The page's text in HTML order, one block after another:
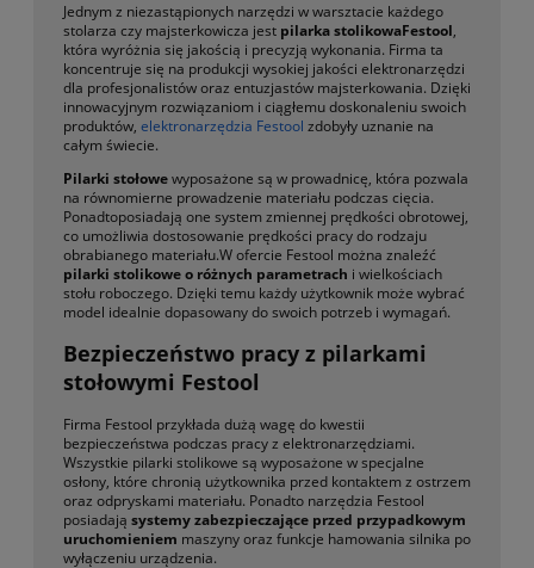
Jednym z niezastąpionych narzędzi w warsztacie każdego
stolarza czy majsterkowicza jest pilarka stolikowaFestool
która wyróżnia się jakością i precyzją wykonania. Firma ta
koncentruje się na produkcji wysokiej jakości elektronarzędzi
dla profesjonalistów oraz entuzjastów majsterkowania. Dzięki
innowacyjnym rozwiązaniom i ciągłemu doskonaleniu swoich
produktów, elektronarzędzia Festool zdobyły uznanie na
całym świecie.
Pilarki stołowewyposażone są w prowadnicę, która pozwala
na równomierne prowadzenie materiału podczas cięcia.
Ponadtoposiadają one system zmiennej prędkości obrotowej,
co umożliwia dostosowanie prędkości pracy do rodzaju
obrabianego materiału.W ofercie Festool można znaleźć
pilarki stolikowe o różnych parametrach i wielkościach
stołu roboczego. Dzięki temu każdy użytkownik może wybrać
model idealnie dopasowany do swoich potrzeb i wymagań.
Bezpieczeństwo pracy z pilarkami
stołowymi Festool
Firma Festool przykłada dużą wagę do kwestii
bezpieczeństwa podczas pracy z elektronarzędziami.
Wszystkie pilarki stolikowe są wyposażone w specjalne
osłony, które chronią użytkownika przed kontaktem z ostrzem
oraz odpryskami materiału. Ponadto narzędzia Festool
posiadają systemy zabezpieczające przed przypadkowym
uruchomieniem maszyny oraz funkcje hamowania silnika po
wyłączeniu urządzenia.